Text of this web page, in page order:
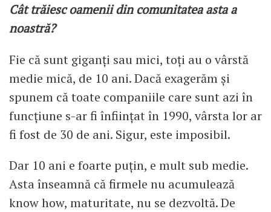
Cât trăiesc oamenii din comunitatea asta a
noastră?
Fie că sunt giganți sau mici, toți au o vârstă
medie mică, de 10 ani. Dacă exagerăm și
spunem că toate companiile care sunt azi în
funcțiune s-ar fi înființat în 1990, vârsta lor ar
fi fost de 30 de ani. Sigur, este imposibil.
Dar 10 ani e foarte puțin, e mult sub medie.
Asta înseamnă că firmele nu acumulează
know how, maturitate, nu se dezvoltă. De